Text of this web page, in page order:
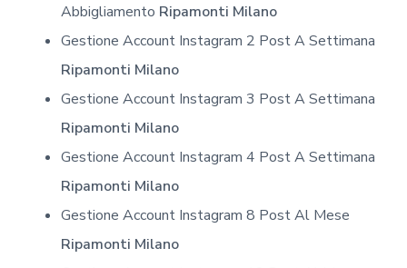
Abbigliamento Ripamonti Milano
Gestione Account Instagram 2 Post A Settimana
Ripamonti Milano
Gestione Account Instagram 3 Post A Settimana
Ripamonti Milano
Gestione Account Instagram 4 Post A Settimana
Ripamonti Milano
Gestione Account Instagram 8 Post Al Mese
Ripamonti Milano